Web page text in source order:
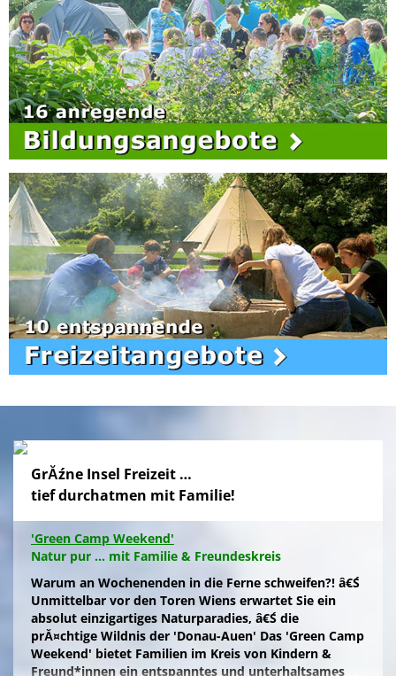
GrĂźne Insel Freizeit …
tief durchatmen mit Familie!
'Green Camp Weekend'
Natur pur ... mit Familie & Freundeskreis
Warum an Wochenenden in die Ferne schweifen?! â€Ś
Unmittelbar vor den Toren Wiens erwartet Sie ein
absolut einzigartiges Naturparadies, â€Ś die
prĂ¤chtige Wildnis der 'Donau-Auen' Das 'Green Camp
Weekend' bietet Familien im Kreis von Kindern &
Freund*innen ein entspanntes und unterhaltsames